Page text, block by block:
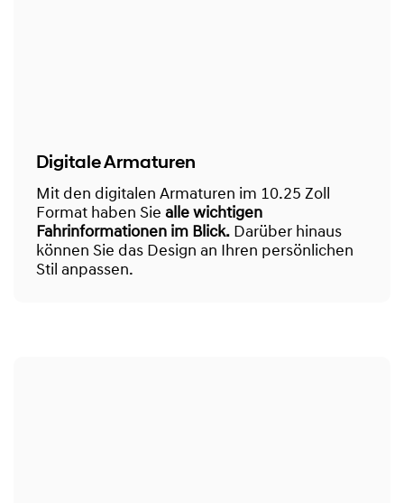
Digitale Armaturen
Mit den digitalen Armaturen im 10.25 Zoll
Format haben Sie alle wichtigen
Fahrinformationen im Blick. Darüber hinaus
können Sie das Design an Ihren persönlichen
Stil anpassen.